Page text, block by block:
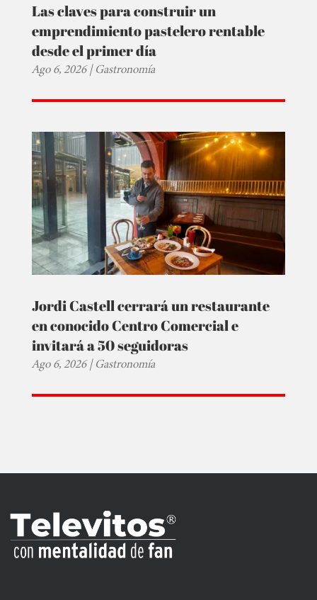
Las claves para construir un
emprendimiento pastelero rentable
desde el primer día
Ago 6, 2026|Gastronomía
Jordi Castell cerrará un restaurante
en conocido Centro Comercial e
invitará a 50 seguidoras
Ago 6, 2026|Gastronomía